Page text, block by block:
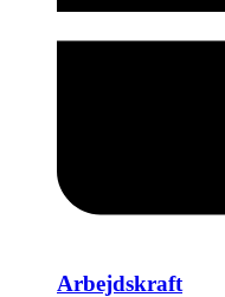
Arbejdskraft